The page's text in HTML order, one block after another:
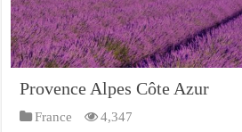
Provence Alpes Côte Azur
France 4,347